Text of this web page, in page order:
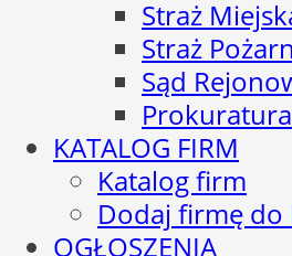
Straż
Straż
Sąd
KATALOG FIRM
Katalog firm
Dodaj firmę do
OGŁOSZENIA